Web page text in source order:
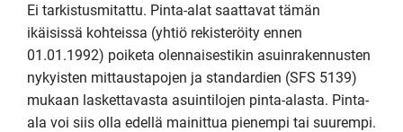
Ei tarkistusmitattu. Pinta-alat saattavat tämän
ikäisissä kohteissa (yhtiö rekisteröity ennen
01.01.1992) poiketa olennaisestikin asuinrakennusten
nykyisten mittaustapojen ja standardien (SFS 5139)
mukaan laskettavasta asuintilojen pinta-alasta. Pinta-
ala voi siis olla edellä mainittua pienempi tai suurempi.